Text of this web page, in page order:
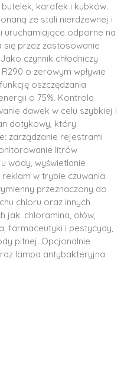
karafek i kubków.
ze stali nierdzewnej i
uruchamiające odporne na
się przez zastosowanie
czynnik chłodniczy
o zerowym wpływie
oszczędzania
o 75%. Kontrola
dawek w celu szybkiej i
dotykowy, który
zarządzanie rejestrami
litrów
wody, wyświetlanie
w trybie czuwania.
przeznaczony do
chloru oraz innych
jak: chloramina, ołów,
farmaceutyki i pestycydy,
pitnej. Opcjonalnie
lampa antybakteryjna